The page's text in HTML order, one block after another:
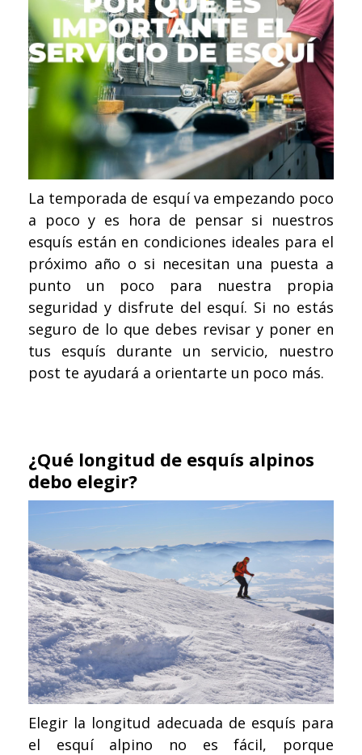
La temporada de esquí va empezando poco
a poco y es hora de pensar si nuestros
esquís están en condiciones ideales para el
próximo año o si necesitan una puesta a
punto un poco para nuestra propia
seguridad y disfrute del esquí. Si no estás
seguro de lo que debes revisar y poner en
tus esquís durante un servicio, nuestro
post te ayudará a orientarte un poco más.
¿Qué longitud de esquís alpinos
debo elegir?
Elegir la longitud adecuada de esquís para
el esquí alpino no es fácil, porque